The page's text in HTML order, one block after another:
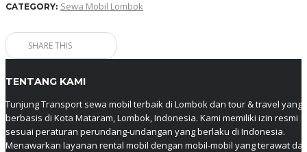
CATEGORY: Sewa Mobil Lombok
SHARE THIS
TENTANG KAMI
Tunjung Transport sewa mobil terbaik di Lombok dan tour & travel yang
berbasis di Kota Mataram, Lombok, Indonesia. Kami memiliki izin resmi
sesuai peraturan perundang-undangan yang berlaku di Indonesia.
Menawarkan layanan rental mobil dengan mobil-mobil yang terawat